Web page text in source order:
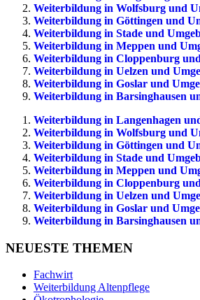
Weiterbildung in Wolfsburg und
Weiterbildung in Göttingen und
Weiterbildung in Stade und
Weiterbildung in Meppen und
Weiterbildung in Cloppenburg
Weiterbildung in Uelzen und
Weiterbildung in Goslar und
Weiterbildung in Barsinghausen
Weiterbildung in Langenhagen
Weiterbildung in Wolfsburg und
Weiterbildung in Göttingen und
Weiterbildung in Stade und
Weiterbildung in Meppen und
Weiterbildung in Cloppenburg
Weiterbildung in Uelzen und
Weiterbildung in Goslar und
Weiterbildung in Barsinghausen
NEUESTE THEMEN
Fachwirt
Weiterbildung Altenpflege